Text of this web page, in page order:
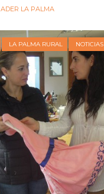
ADER LA PALMA
LA PALMA RURAL NOTICIAS